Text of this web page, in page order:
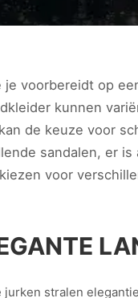
je voorbereidt op
kunnen
de keuze voor
sandalen, er
voor
jurken stralen